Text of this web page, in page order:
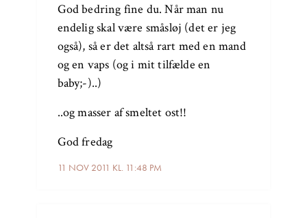
11 NOV 2011 KL. 11:48 PM
God bedring fine du. Når man nu
endelig skal være småsløj (det er jeg
også), så er det altså rart med en mand
og en vaps (og i mit tilfælde en
baby;-)..)
..og masser af smeltet ost!!
God fredag